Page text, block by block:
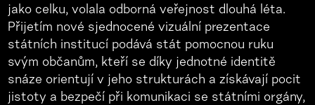
jako celku, volala odborná veřejnost dlouhá léta.
Přijetím nové sjednocené vizuální prezentace
státních institucí podává stát pomocnou ruku
svým občanům, kteří se díky jednotné identitě
snáze orientují v jeho strukturách a získávají pocit
jistoty a bezpečí při komunikaci se státními orgány,